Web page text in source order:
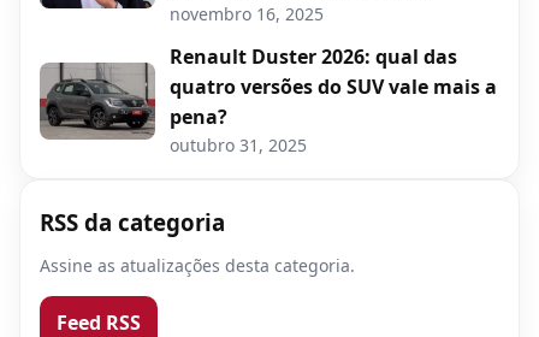
novembro 16, 2025
Renault Duster 2026: qual das
quatro versões do SUV vale mais a
pena?
outubro 31, 2025
RSS da categoria
Assine as atualizações desta categoria.
Feed RSS